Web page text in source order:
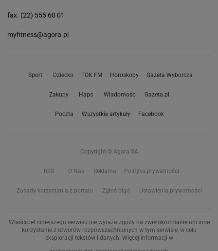
fax. (22) 555 60 01
myfitness@agora.pl
Sport Dziecko TOK FM Horoskopy Gazeta Wyborcza
Zakupy Haps Wiadomości Gazeta.pl
Poczta Wszystkie artykuły Facebook
Copyright © Agora SA
RSS O Nas Reklama Polityka prywatności
Zasady korzystania z portalu Zgłoś błąd Ustawienia prywatności
Właściciel niniejszego serwisu nie wyraża zgody na zwielokrotnianie ani inne
korzystanie z utworów rozpowszechnionych w tym serwisie, w celu
eksploracji tekstów i danych. Więcej informacji w